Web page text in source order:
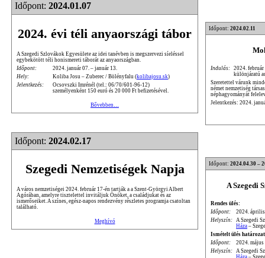
Időpont: 2024.01.07
2024. évi téli anyaországi tábor
A Szegedi Szlovákok Egyesülete az idei tanévben is megszervezi síeléssel
egybekötött téli honismereti táborát az anyaországban.
Időpont:
2024. január 07. – január 13.
Hely:
Koliba Josu – Zuberec / Bölényfalu (kolibajosu.sk)
Jelentkezés:
Ocsovszki Imrénél (tel.: 06/70/601-96-12)
személyenként 150 euró és 20 000 Ft befizetésével.
Bővebben…
Időpont: 2024.02.11
Indulás: 2024. február
különjáratú
Szeretettel várunk
német nemzetiség
néphagyományát
Jelentkezés: 2024.
Időpont: 2024.02.17
Szegedi Nemzetiségek Napja
A város nemzetiségei 2024. február 17-én tartják a a Szent-Györgyi Albert
Agórában, amelyre tisztelettel invitáljuk Önöket, a családjukat és az
ismerőseiket. A színes, egész-napos rendezvény részletes programja csatoltan
található.
Meghívó
Időpont: 2024.04.30 –
A Szegedi
Rendes ülés:
Időpont:
2024.
Helyszín:
A Szegedi
Háza –
Ismételt ülés
Időpont:
2024. május
Helyszín:
A Szegedi
Háza –